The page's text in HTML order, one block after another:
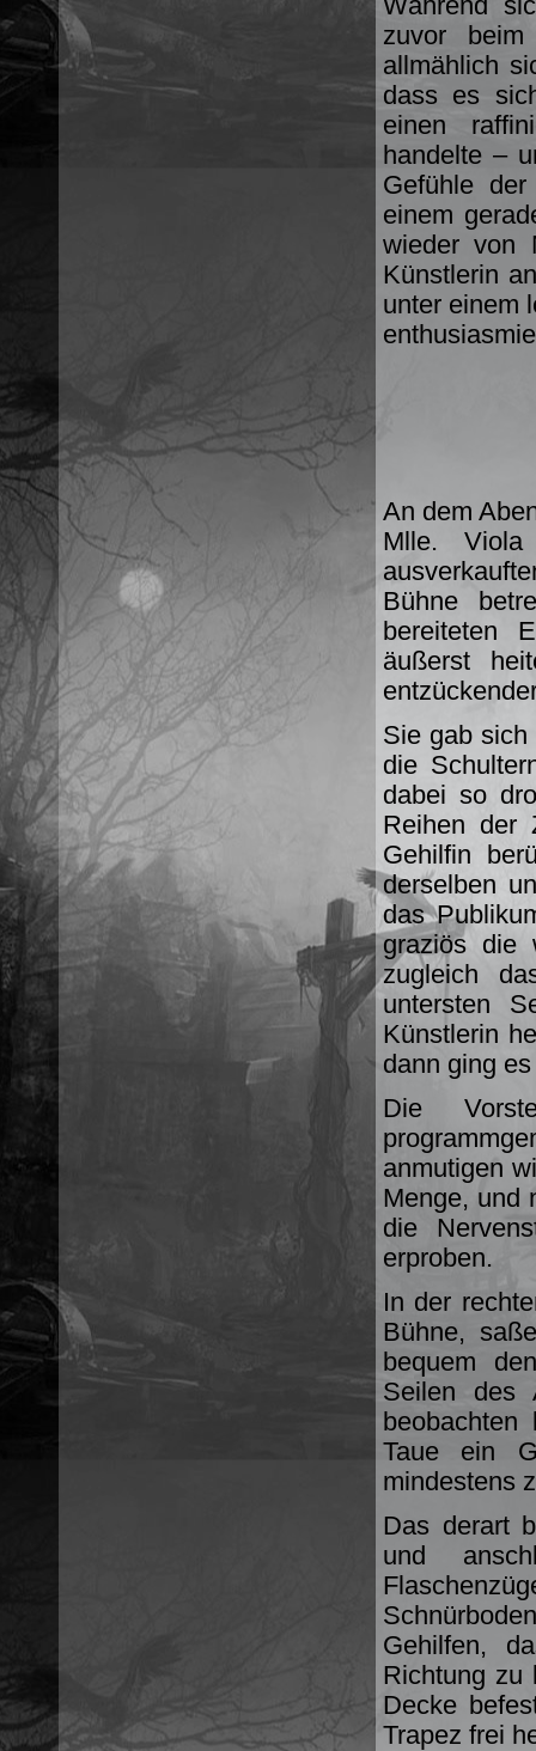
zuvor
allmählich
dass es
einen
handelte –
Gefühle
einem
wieder von
Künstlerin
unter einem
An dem
Mlle. Viola
Bühne
bereiteten
äußerst
Sie gab
die
dabei so
Reihen der
Gehilfin
derselben
das
graziös die
zugleich
untersten
Künstlerin
dann ging
Die
anmutigen
Menge, und
die
erproben.
In der
Bühne,
bequem
Seilen des
Taue ein
mindestens
Das derart
und
Gehilfen,
Richtung zu
Decke
Trapez frei